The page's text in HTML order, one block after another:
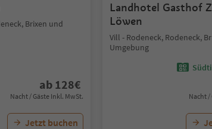
Brixen und
ab 128€
Nacht / Gäste Inkl. MwSt.
Jetzt buchen
Landhotel Gasthof
Löwen
Vill - Rodeneck, Rodeneck,
Umgebung
Nacht /